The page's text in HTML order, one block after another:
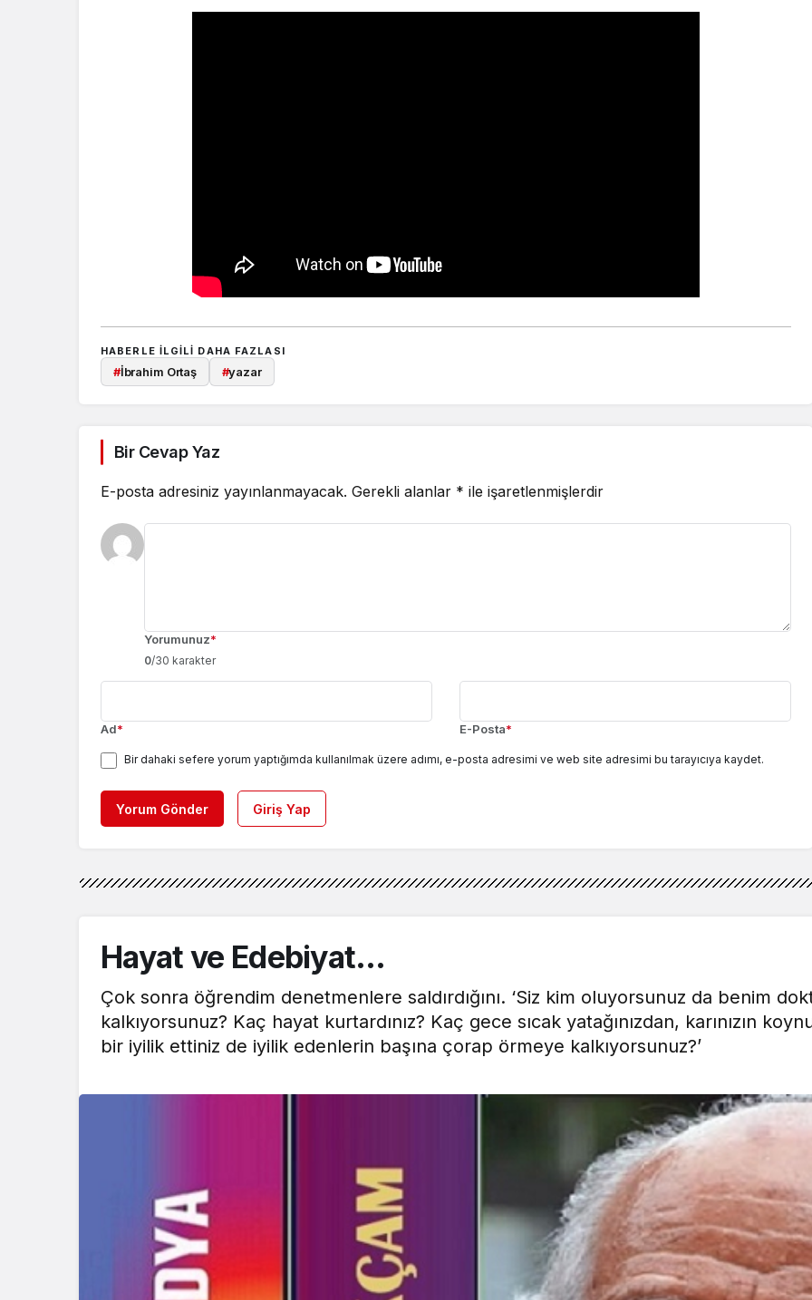
HABERLE ILGILI DAHA FAZLASI
#İbrahim Ortaş #yazar
Bir Cevap Yaz
E-posta adresiniz yayınlanmayacak. Gerekli alanlar * ile işaretlenmişlerdir
Yorumunuz*
0/30 karakter
Ad* E-Posta*
Bir dahaki sefere yorum yaptığımda kullanılmak üzere adımı, e-posta adresimi ve web site adresimi bu tarayıcıya kaydet.
Yorum Gönder Giriş Yap
Hayat ve Edebiyat…
Çok sonra öğrendim denetmenlere saldırdığını. ‘Siz kim oluyorsunuz da benim
kalkıyorsunuz? Kaç hayat kurtardınız? Kaç gece sıcak yatağınızdan, karınızın
bir iyilik ettiniz de iyilik edenlerin başına çorap örmeye kalkıyorsunuz?’